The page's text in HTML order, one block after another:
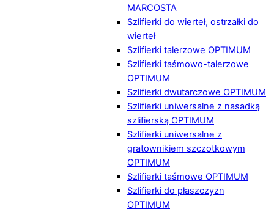
MARCOSTA
Szlifierki do wierteł, ostrzałki do
wierteł
Szlifierki talerzowe OPTIMUM
Szlifierki taśmowo-talerzowe
OPTIMUM
Szlifierki dwutarczowe OPTIMUM
Szlifierki uniwersalne z nasadką
szlifierską OPTIMUM
Szlifierki uniwersalne z
gratownikiem szczotkowym
OPTIMUM
Szlifierki taśmowe OPTIMUM
Szlifierki do płaszczyzn
OPTIMUM